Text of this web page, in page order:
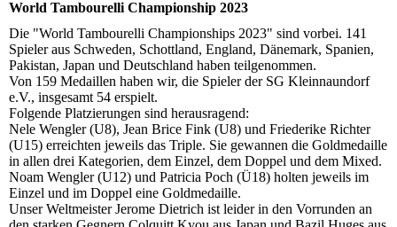
World Tambourelli Championship 2023
Die "World Tambourelli Championships 2023" sind vorbei. 141
Spieler aus Schweden, Schottland, England, Dänemark, Spanien,
Pakistan, Japan und Deutschland haben teilgenommen.
Von 159 Medaillen haben wir, die Spieler der SG Kleinnaundorf
e.V., insgesamt 54 erspielt.
Folgende Platzierungen sind herausragend:
Nele Wengler (U8), Jean Brice Fink (U8) und Friederike Richter
(U15) erreichten jeweils das Triple. Sie gewannen die Goldmedaille
in allen drei Kategorien, dem Einzel, dem Doppel und dem Mixed.
Noam Wengler (U12) und Patricia Poch (Ü18) holten jeweils im
Einzel und im Doppel eine Goldmedaille.
Unser Weltmeister Jerome Dietrich ist leider in den Vorrunden an